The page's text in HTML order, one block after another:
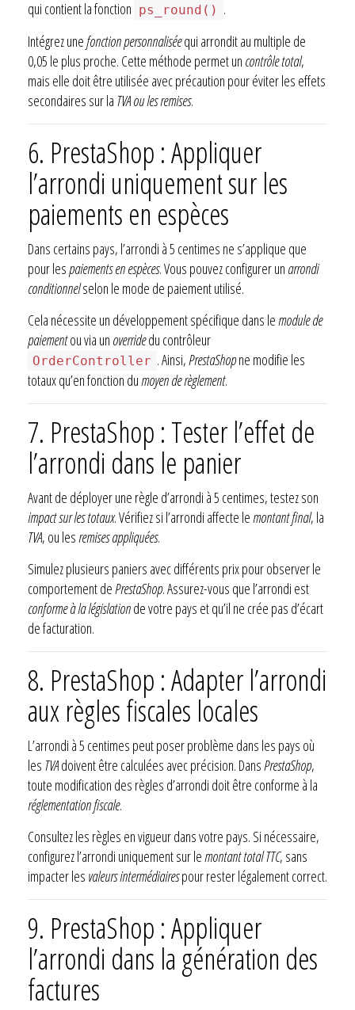
qui contient la fonction ps_round() .
Intégrez unefonction personnaliséequi arrondit au multiple de
0,05 le plus proche. Cette méthode permet un contrôle total,
mais elle doit être utilisée avec précaution pour éviter les effets
secondaires sur la TVA ou les remises.
6. PrestaShop : Appliquer
l’arrondi uniquement sur les
paiements en espèces
Dans certains pays, l’arrondi à 5 centimes ne s’applique que
pour lespaiements en espèces. Vous pouvez configurer un arrondi
conditionnelselon le mode de paiement utilisé.
Cela nécessite un développement spécifique dans le module de
paiementou via un overridedu contrôleur
OrderController . Ainsi,PrestaShopne modifie les
totaux qu’en fonction du moyen de règlement.
7. PrestaShop : Tester l’effet de
l’arrondi dans le panier
Avant de déployer une règle d’arrondi à 5 centimes, testez son
impact sur les totaux. Vérifiez si l’arrondi affecte le montant final, la
TVA, ou les remises appliquées.
Simulez plusieurs paniers avec différents prix pour observer le
comportement dePrestaShop. Assurez-vous que l’arrondi est
conforme à la législationde votre pays et qu’il ne crée pas d’écart
de facturation.
8. PrestaShop : Adapter l’arrondi
aux règles fiscales locales
L’arrondi à 5 centimes peut poser problème dans les pays où
les TVAdoivent être calculées avec précision. DansPrestaShop,
toute modification des règles d’arrondi doit être conforme à la
réglementation fiscale.
Consultez les règles en vigueur dans votre pays. Si nécessaire,
configurez l’arrondi uniquement sur le montant total TTC, sans
impacter les valeurs intermédiairespour rester légalement correct.
9. PrestaShop : Appliquer
l’arrondi dans la génération des
factures